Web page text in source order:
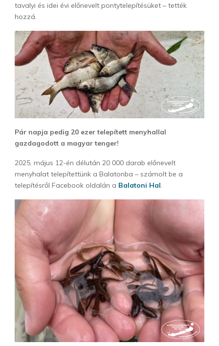
tavalyi és idei évi előnevelt pontytelepítésüket – tették
hozzá.
Pár napja pedig 20 ezer telepített menyhallal
gazdagodott a magyar tenger!
2025. május 12-én délután 20 000 darab előnevelt
menyhalat telepítettünk a Balatonba – számolt be a
telepítésről Facebook oldalán a Balatoni Hal.